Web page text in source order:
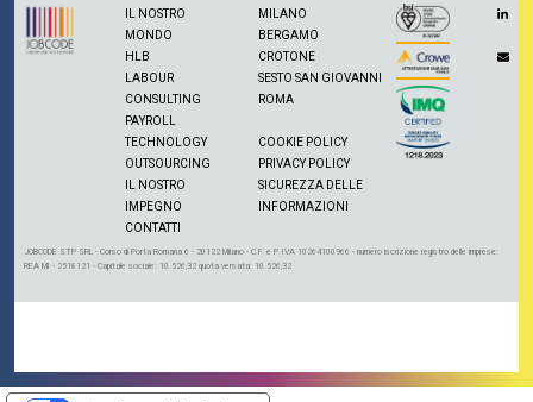
IL NOSTRO
MONDO
HLB
LABOUR
CONSULTING
PAYROLL
TECHNOLOGY
OUTSOURCING
IL NOSTRO
IMPEGNO
CONTATTI
MILANO
BERGAMO
CROTONE
SESTO SAN GIOVANNI
ROMA
COOKIE POLICY
PRIVACY POLICY
SICUREZZA DELLE
INFORMAZIONI
JOBCODE STP SRL - Corso di Porta Romana 6 - 20122 Milano - C.F. e P. IVA 10264100966 - numero iscrizione registro delle imprese:
REA MI - 2518121 - Capitale sociale: 10.526,32 quota versata: 10.526,32